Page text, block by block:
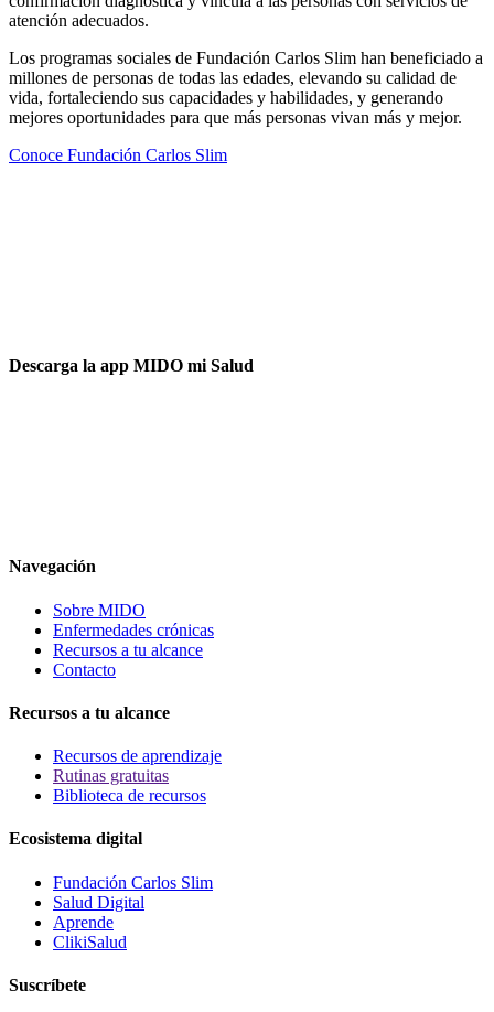
atención adecuados.
Los programas sociales de Fundación Carlos Slim han beneficiado a
millones de personas de todas las edades, elevando su calidad de
vida, fortaleciendo sus capacidades y habilidades, y generando
mejores oportunidades para que más personas vivan más y mejor.
Conoce Fundación Carlos Slim
Descarga la app MIDO mi Salud
Navegación
Sobre MIDO
Enfermedades crónicas
Recursos a tu alcance
Contacto
Recursos a tu alcance
Recursos de aprendizaje
Rutinas gratuitas
Biblioteca de recursos
Ecosistema digital
Fundación Carlos Slim
Salud Digital
Aprende
ClikiSalud
Suscríbete